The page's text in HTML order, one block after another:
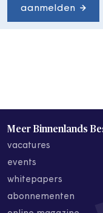
aanmelden
Meer Binnenlands
vacatures
events
whitepapers
abonnementen